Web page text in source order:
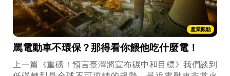
產業觀點
罵電動車不環保？那得看你餵他吃什麼電！
上一篇《重磅！預言臺灣將宣布碳中和目標》我們談到